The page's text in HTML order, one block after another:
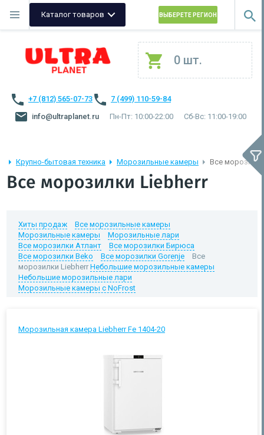
Каталог товаров ВЫБЕРЕТЕ РЕГИОН
0 шт.
+7 (812) 565-07-73
7 (499) 110-59-84
info@ultraplanet.ru
Пн-Пт: 10:00-22:00 Сб-Вс: 11:00-19:00
Крупно-бытовая техника Морозильные камеры Все
Все морозилки Liebherr
Хиты продаж
Все морозильные камеры
Морозильные камеры
Морозильные лари
Все морозилки Атлант
Все морозилки Бирюса
Все морозилки Beko
Все морозилки Gorenje
Все
морозилки Liebherr Небольшие морозильные камеры
Небольшие морозильные лари
Морозильные камеры с NoFrost
Морозильная камера Liebherr Fe 1404-20